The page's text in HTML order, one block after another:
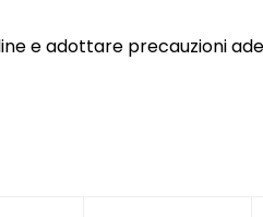
e adottare precauzioni